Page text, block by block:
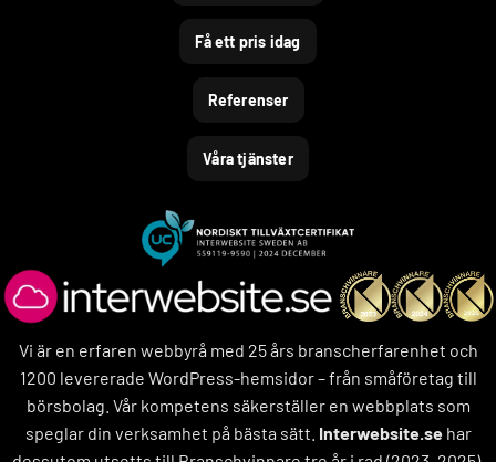
Få ett pris idag
Referenser
Våra tjänster
Vi är en erfaren webbyrå med 25 års branscherfarenhet och
1200 levererade WordPress-hemsidor – från småföretag till
börsbolag. Vår kompetens säkerställer en webbplats som
speglar din verksamhet på bästa sätt. Interwebsite.sehar